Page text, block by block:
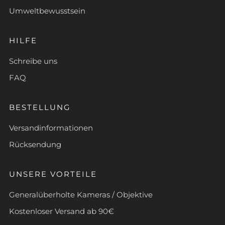
Umweltbewusstsein
HILFE
Schreibe uns
FAQ
BESTELLUNG
Versandinformationen
Rücksendung
UNSERE VORTEILE
Generalüberholte Kameras / Objektive
Kostenloser Versand ab 90€